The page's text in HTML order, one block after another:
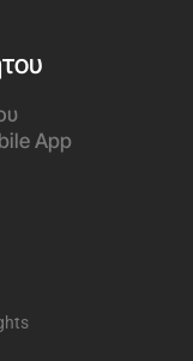
App